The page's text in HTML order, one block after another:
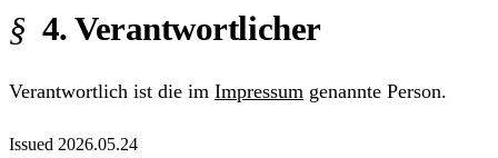
4. Verantwortlicher
Verantwortlich ist die im Impressum genannte Person.
Issued 2026.05.24